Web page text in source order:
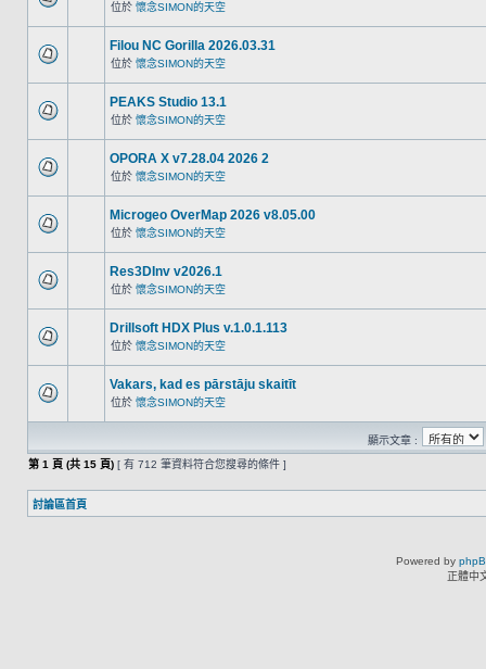
位於 懷念SIMON的天空
Filou NC Gorilla 2026.03.31
位於 懷念SIMON的天空
PEAKS Studio 13.1
位於 懷念SIMON的天空
OPORA X v7.28.04 2026 2
位於 懷念SIMON的天空
Microgeo OverMap 2026 v8.05.00
位於 懷念SIMON的天空
Res3DInv v2026.1
位於 懷念SIMON的天空
Drillsoft HDX Plus v.1.0.1.113
位於 懷念SIMON的天空
Vakars, kad es pārstāju skaitīt
位於 懷念SIMON的天空
顯示文章 :
第 1 頁 (共 15 頁) [ 有 712 筆資料符合您搜尋的條件 ]
討論區首頁
Powered by
正體中